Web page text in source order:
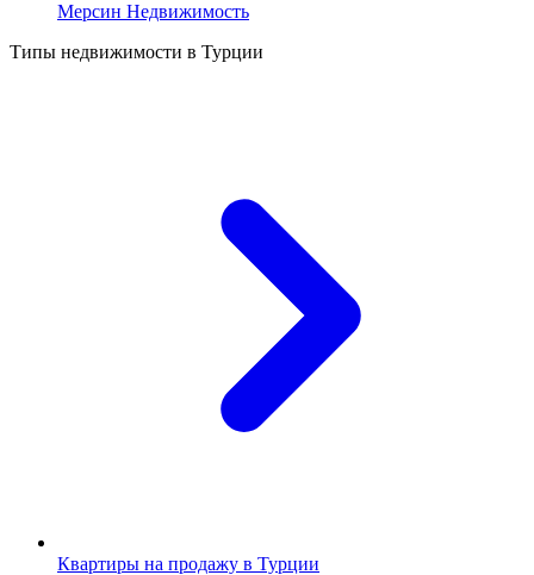
Мерсин Недвижимость
Типы недвижимости в Турции
Квартиры на продажу в Турции